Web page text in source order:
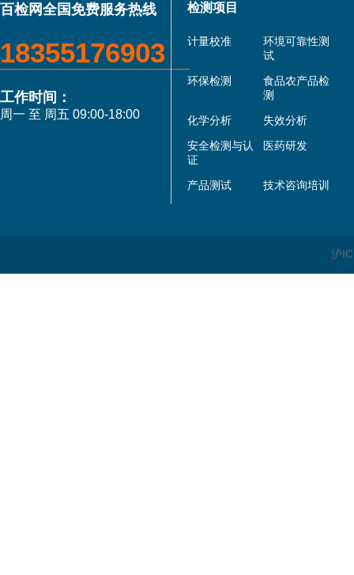
百检网全国免费服务热线
18355176903
工作时间：
周一 至 周五 09:00-18:00
检测项目
计量校准
环境可靠性测
试
环保检测
食品农产品检
测
化学分析
失效分析
安全检测与认
证
医药研发
产品测试 技术咨询培训
沪